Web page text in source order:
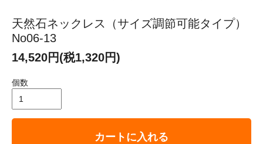
天然石ネックレス（サイズ調節可能タイプ）
No06-13
14,520円(税1,320円)
個数
カートに入れる